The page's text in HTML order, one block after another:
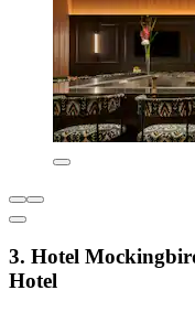
3. Hotel
Hotel